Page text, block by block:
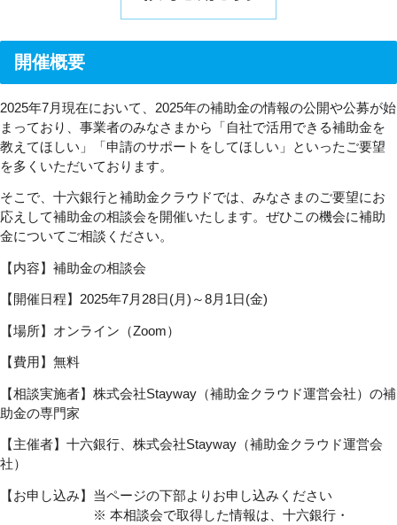
開催概要
2025年7月現在において、2025年の補助金の情報の公開や公募が始
まっており、事業者のみなさまから「自社で活用できる補助金を
教えてほしい」「申請のサポートをしてほしい」といったご要望
を多くいただいております。
そこで、十六銀行と補助金クラウドでは、みなさまのご要望にお
応えして補助金の相談会を開催いたします。ぜひこの機会に補助
金についてご相談ください。
【内容】補助金の相談会
【開催日程】 2025年7月28日(月)～8月1日(金)
【場所】オンライン（Zoom）
【費用】無料
【相談実施者】株式会社Stayway（補助金クラウド運営会社）の補
助金の専門家
【主催者】十六銀行、株式会社Stayway（補助金クラウド運営会
社）
【お申し込み】当ページの下部よりお申し込みください
※ 本相談会で取得した情報は、十六銀行・